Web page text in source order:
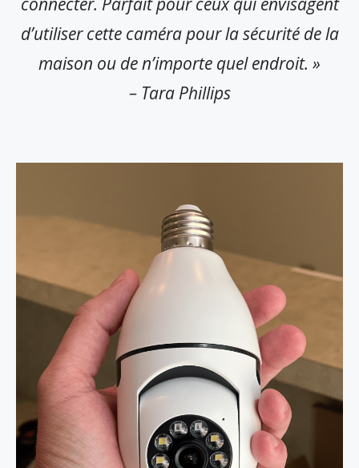
d’utiliser cette caméra pour la sécurité de la
maison ou de n’importe quel endroit. »
– Tara Phillips